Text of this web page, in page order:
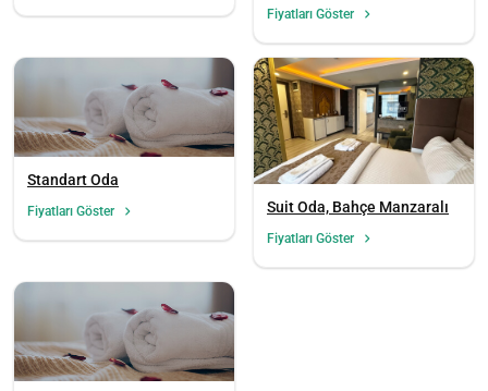
Fiyatları Göster
Standart Oda
Fiyatları Göster Suit Oda, Bahçe Manzaralı
Fiyatları Göster